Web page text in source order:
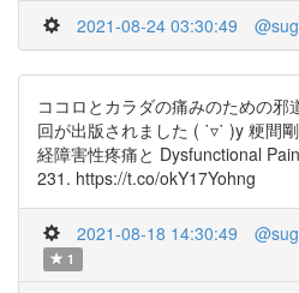
2021-08-24 03:30:49
ココロとカラダの痛みのための邪
回が出版されました ( ˙▿˙ )y 粳間
経障害性疼痛と Dysfunctional
231. https://t.co/okY17Yohng
2021-08-18 14:30:49
1